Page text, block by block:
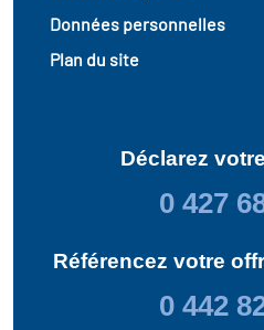
Données personnelles
Plan du site
Déclarez
0 427
Référencez votre
0 442